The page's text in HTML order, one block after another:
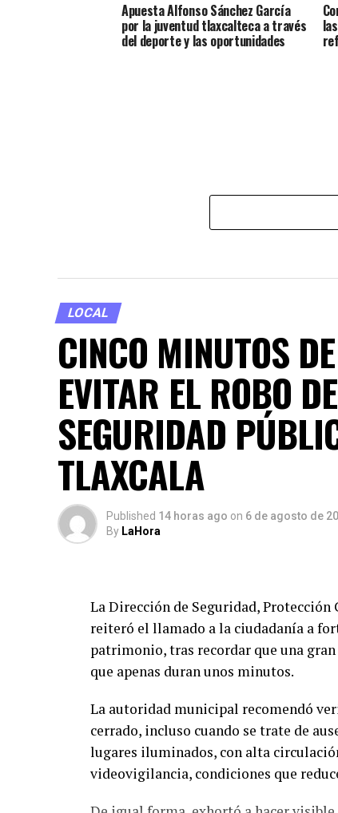
Apuesta Alfonso Sánchez García
por la juventud tlaxcalteca a través
del deporte y las oportunidades
LOCAL
CINCO MINUTOS
EVITAR EL ROBO
SEGURIDAD
TLAXCALA
Published 14 horas ago on 6 de agosto de
By LaHora
La Dirección de Seguridad,
reiteró el llamado a la ciudadanía a
patrimonio, tras recordar que una
que apenas duran unos minutos.
La autoridad municipal recomendó
cerrado, incluso cuando se trate de
lugares iluminados, con alta
videovigilancia, condiciones que